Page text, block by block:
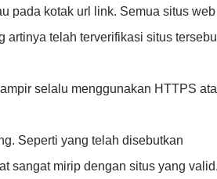
pada kotak url link. Semua situs web
artinya telah terverifikasi situs
selalu menggunakan HTTPS
Seperti yang telah disebutkan
sangat mirip dengan situs yang valid.